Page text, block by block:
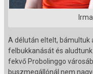
A délután eltelt, bámultuk
felbukkanását és
fekvő Probolinggo
buszmegállónál nem